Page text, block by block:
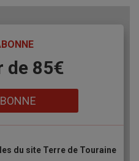
de 85€
du site Terre de Touraine